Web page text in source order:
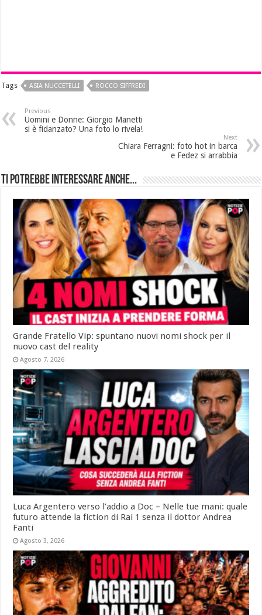
Tags ASIA NUCCETELLI ROCCO SIFFREDI
Previous
Uomini e Donne: Giorgio Manetti
si è fidanzato? Una foto lo rivela!
Next
Chiara Ferragni: foto hot in barca
e Fedez si arrabbia
Ti potrebbe interessare anche...
Grande Fratello Vip: spuntano nuovi nomi shock per il
nuovo cast del reality
Agosto 7, 2026
Luca Argentero verso l’addio a Doc – Nelle tue mani: quale
futuro attende la fiction di Rai 1 senza il dottor Andrea
Fanti
Agosto 3, 2026